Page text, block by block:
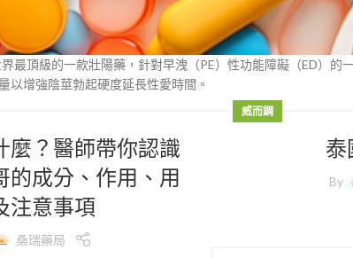
最頂級的一款壯陽藥，針對早洩（PE）性功能障礙（ED）
以增強陰莖勃起硬度延長性愛時間。
麼？醫師帶你認識
的成分、作用、用
注意事項
桑瑞藥局
威而鋼
泰
By